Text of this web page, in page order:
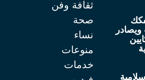
ثقافة وفن
صحة
نساء
منوعات
خدمات